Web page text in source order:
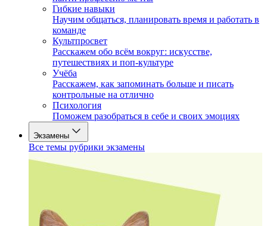
Гибкие навыки
Научим общаться, планировать время и работать в
команде
Культпросвет
Расскажем обо всём вокруг: искусстве,
путешествиях и поп-культуре
Учёба
Расскажем, как запоминать больше и писать
контрольные на отлично
Психология
Поможем разобраться в себе и своих эмоциях
Экзамены
Все темы рубрики экзамены